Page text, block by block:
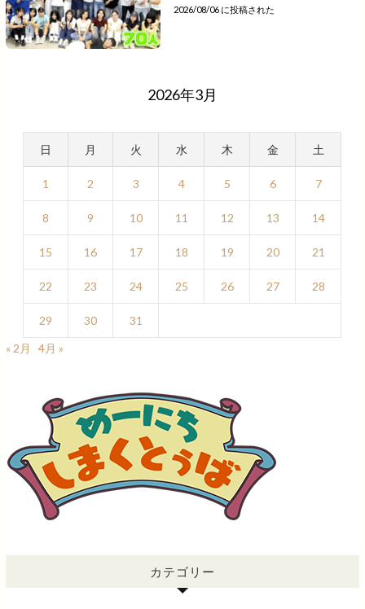
2026/08/06 に投稿された
2026年3月
日 月 火 水 木 金 土
1 2 3 4 5 6 7
8 9 10 11 12 13 14
15 16 17 18 19 20 21
22 23 24 25 26 27 28
29 30
31
« 2月
4月 »
カテゴリー